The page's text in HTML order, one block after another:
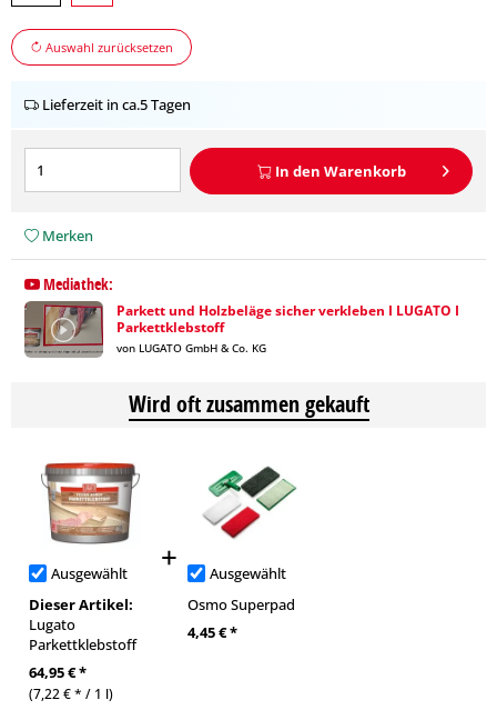
Auswahl zurücksetzen
Lieferzeit in ca.5 Tagen
In den Warenkorb
Merken
Mediathek:
Parkett und Holzbeläge sicher verkleben I LUGATO I
Parkettklebstoff
von LUGATO GmbH & Co. KG
Wird oft zusammen gekauft
Ausgewählt
Dieser Artikel:
Lugato
Parkettklebstoff
64,95 € *
(7,22 € * / 1 l)
Ausgewählt
Osmo Superpad
4,45 € *